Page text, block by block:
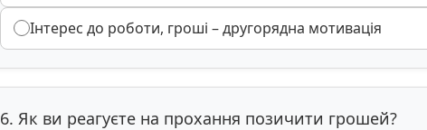
Інтерес до роботи, гроші – другорядна мотивація
6. Як ви реагуєте на прохання позичити грошей?